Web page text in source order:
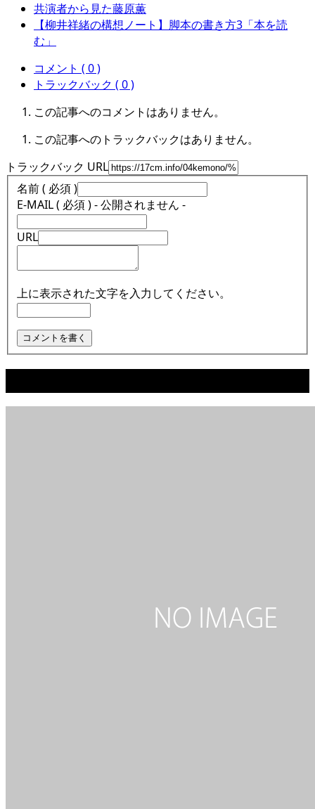
共演者から見た藤原薫
【柳井祥緒の構想ノート】脚本の書き方3「本を読
む」
コメント ( 0 )
トラックバック ( 0 )
この記事へのコメントはありません。
この記事へのトラックバックはありません。
トラックバック URL
名前 ( 必須 )
E-MAIL ( 必須 ) - 公開されません -
URL
上に表示された文字を入力してください。